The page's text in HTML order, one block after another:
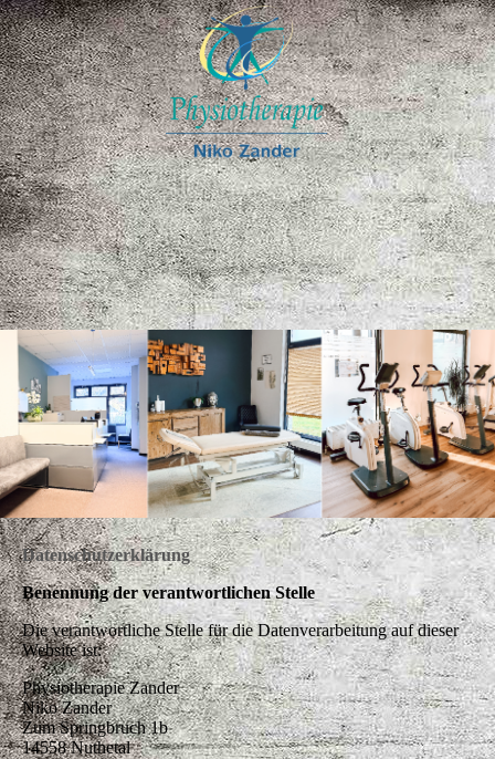
Datenschutzerklärung
Benennung der verantwortlichen Stelle
Die verantwortliche Stelle für die Datenverarbeitung auf dieser
Website ist:
Physiotherapie Zander
Niko Zander
Zum Springbruch 1b
14558 Nuthetal